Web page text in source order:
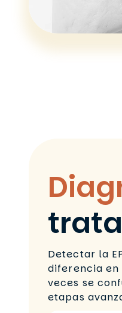
Detectar la
diferencia en
veces se
etapas